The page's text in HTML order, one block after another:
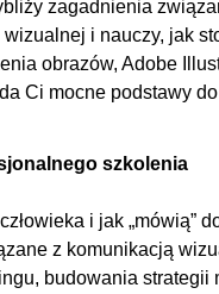
zagadnienia
i nauczy, jak
obrazów, Adobe
Ci mocne podstawy
szkolenia
i jak „mówią”
z komunikacją
budowania strategii